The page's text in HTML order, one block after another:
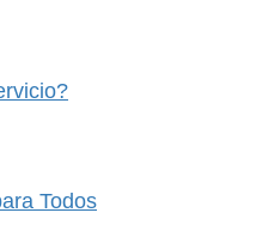
Todos